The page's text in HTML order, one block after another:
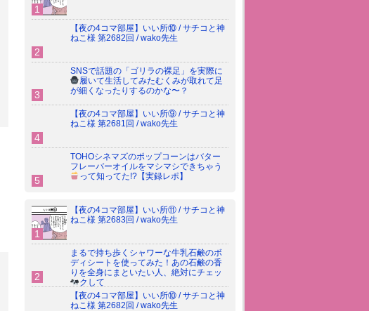
【夜の4コマ部屋】いい所⑩ / サチコと神
ねこ様 第2682回 / wako先生
SNSで話題の「ゴリラの裸足」を実際に
履いて生活してみたむくみが取れて足
が細くなったりするのかな〜？
【夜の4コマ部屋】いい所⑨ / サチコと神
ねこ様 第2681回 / wako先生
TOHOシネマズのポップコーンはバター
フレーバーオイルをマシマシできちゃう
って知ってた!? 【実録レポ】
【夜の4コマ部屋】いい所⑪ / サチコと神
ねこ様 第2683回 / wako先生
まるで持ち歩くシャワーな牛乳石鹸のボ
ディシートを使ってみた！あの石鹸の香
りを全身にまといたい人、絶対にチェッ
クして
【夜の4コマ部屋】いい所⑩ / サチコと神
ねこ様 第2682回 / wako先生